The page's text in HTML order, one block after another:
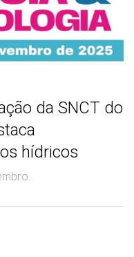
da SNCT do
hídricos